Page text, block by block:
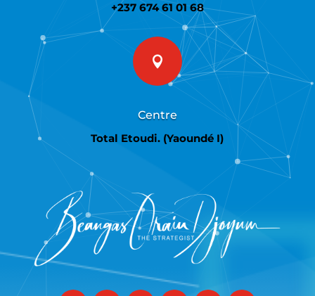
+237 674 61 01 68

Centre
Total Etoudi. (Yaoundé I)